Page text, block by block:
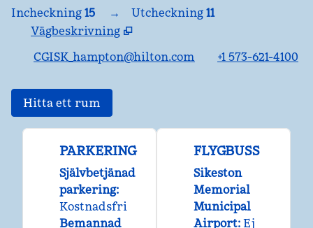
Incheckning 15 → Utcheckning 11
Vägbeskrivning
Öppnar ny flik
CGISK_hampton@hilton.com +1 573-621-4100
Hitta ett rum
PARKERING
Självbetjänad
parkering:
Kostnadsfri
Bemannad
FLYGBUSS
Sikeston
Memorial
Municipal
Airport: Ej